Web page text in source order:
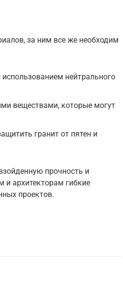
за ним все же необходим
нейтрального
веществами, которые могут
гранит от пятен и
прочность и
и архитекторам гибкие
проектов.